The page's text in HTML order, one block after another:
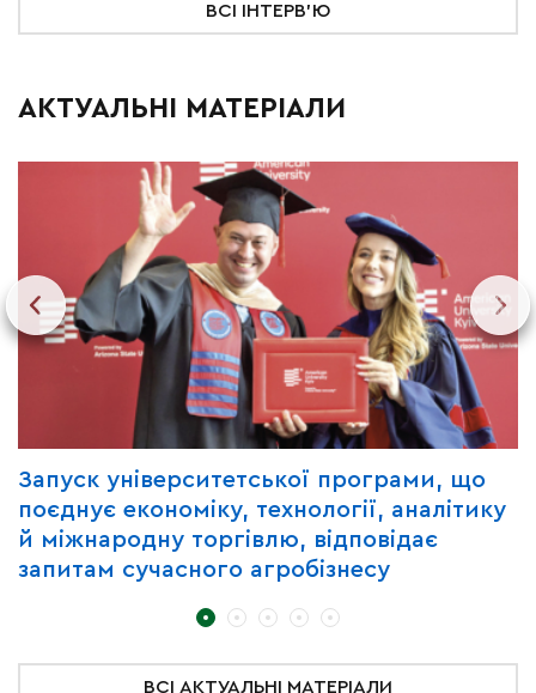
ВСІ ІНТЕРВ'Ю
АКТУАЛЬНІ МАТЕРІАЛИ
Запуск університетської програми, що
поєднує економіку, технології, аналітику
й міжнародну торгівлю, відповідає
запитам сучасного агробізнесу
ВСІ АКТУАЛЬНІ МАТЕРІАЛИ